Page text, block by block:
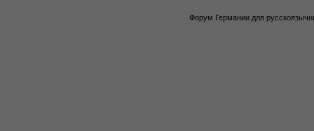
Форум Германии для